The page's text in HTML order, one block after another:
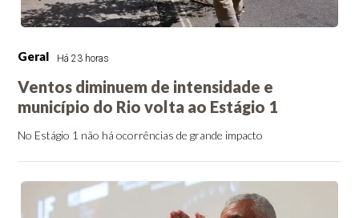
Geral Há 23 horas
Ventos diminuem de intensidade e
município do Rio volta ao Estágio 1
No Estágio 1 não há ocorrências de grande impacto